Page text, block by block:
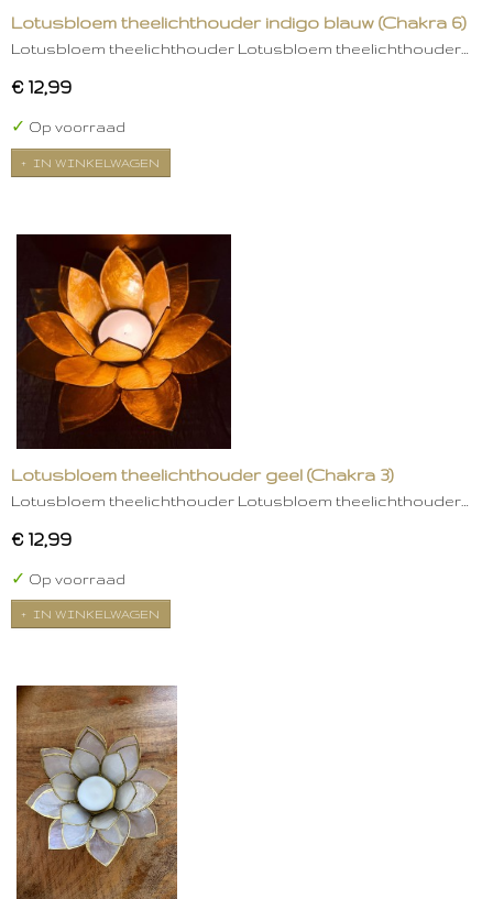
Lotusbloem theelichthouder indigo blauw (Chakra 6)
Lotusbloem theelichthouder Lotusbloem theelichthouder…
€ 12,99
✓ Op voorraad
IN WINKELWAGEN
Lotusbloem theelichthouder geel (Chakra 3)
Lotusbloem theelichthouder Lotusbloem theelichthouder…
€ 12,99
✓ Op voorraad
IN WINKELWAGEN